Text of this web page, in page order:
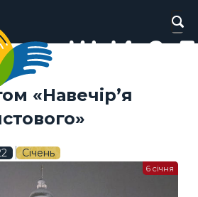
«Навечір’я
Січень
6 січня